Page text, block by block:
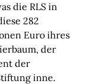
die RLS in
282
Euro ihres
der
der
inne.